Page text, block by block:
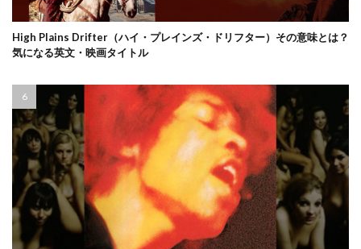
High Plains Drifter（ハイ・プレインズ・ドリフター）その意味とは？
気になる英文・映画タイトル